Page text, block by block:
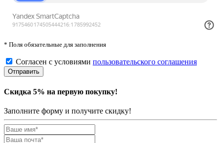
* Поля обязательные для заполнения
Согласен с условиями пользовательского соглашения
Скидка 5% на первую покупку!
Заполните форму и получите скидку!